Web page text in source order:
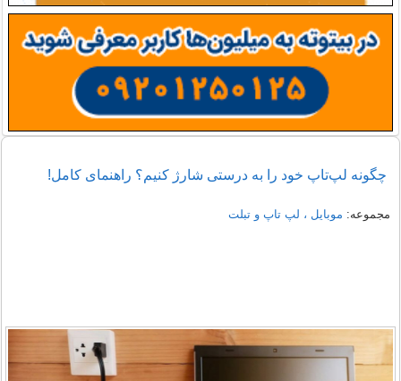
چگونه لپ‌تاپ خود را به درستی شارژ کنیم؟ راهنمای کامل!
مجموعه: موبایل ، لپ تاپ و تبلت